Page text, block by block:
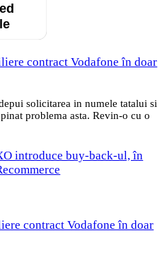
contract Vodafone în doar
solicitarea in numele tatalui si
problema asta. Revin-o cu o
introduce buy-back-ul, în
contract Vodafone în doar